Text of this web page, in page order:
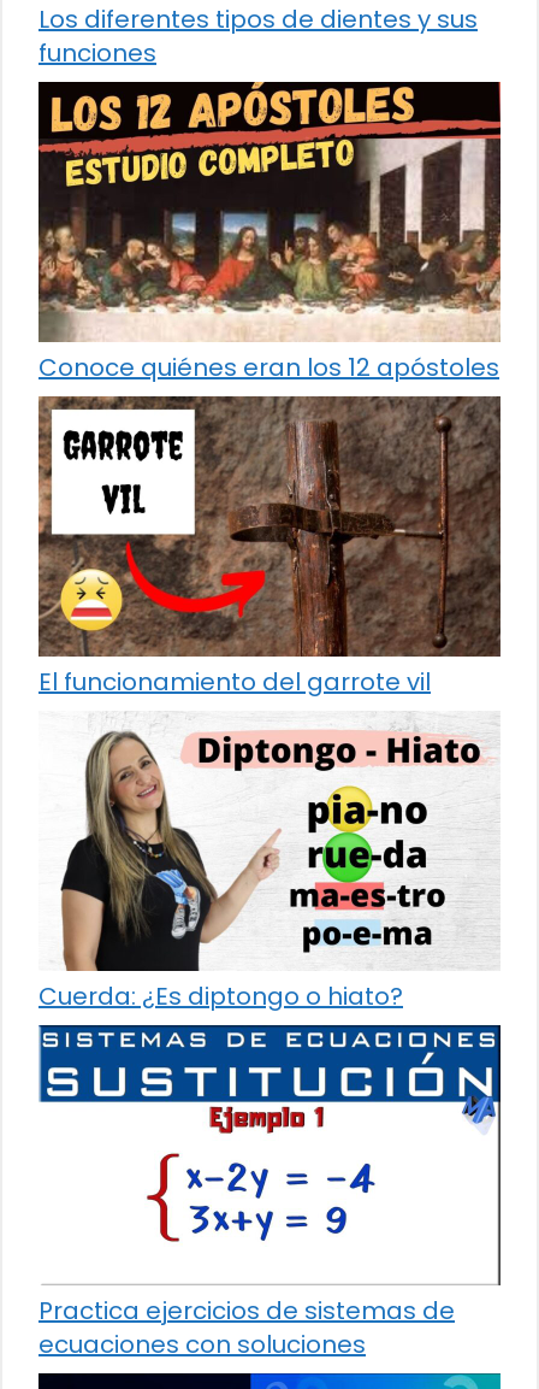
Los diferentes tipos de dientes y sus
funciones
Conoce quiénes eran los 12 apóstoles
El funcionamiento del garrote vil
Cuerda: ¿Es diptongo o hiato?
Practica ejercicios de sistemas de
ecuaciones con soluciones